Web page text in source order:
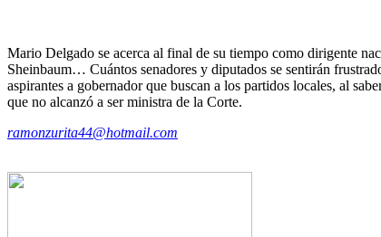
Mario Delgado se acerca al final de su tiempo como dirigente
Sheinbaum… Cuántos senadores y diputados se sentirán
aspirantes a gobernador que buscan a los partidos locales, al
que no alcanzó a ser ministra de la Corte.
ramonzurita44@hotmail.com